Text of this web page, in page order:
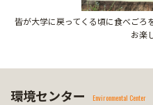
皆が大学に戻ってくる頃に食べごろ
お楽
環境センター Environmental Center